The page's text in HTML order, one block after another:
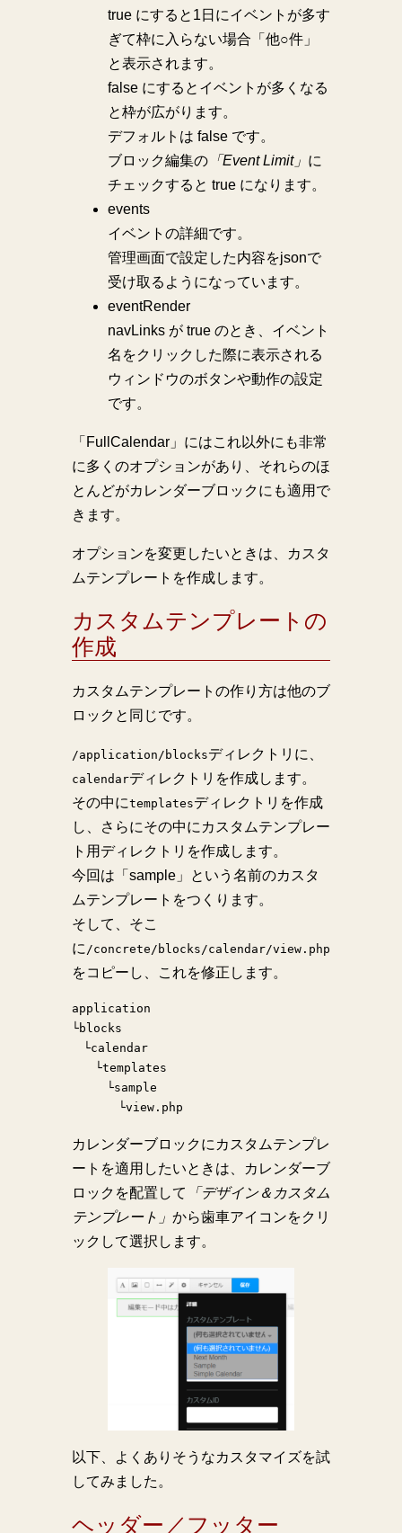
true にすると1日にイベントが多す
ぎて枠に入らない場合「他○件」
と表示されます。
false にするとイベントが多くなる
と枠が広がります。
デフォルトは false です。
ブロック編集の「Event Limit」 に
チェックすると true になります。
events
イベントの詳細です。
管理画面で設定した内容をjsonで
受け取るようになっています。
eventRender
navLinks が true のとき、イベント
名をクリックした際に表示される
ウィンドウのボタンや動作の設定
です。
「FullCalendar」にはこれ以外にも非常
に多くのオプションがあり、それらのほ
とんどがカレンダーブロックにも適用で
きます。
オプションを変更したいときは、カスタ
ムテンプレートを作成します。
カスタムテンプレートの
作成
カスタムテンプレートの作り方は他のブ
ロックと同じです。
/application/blocksディレクトリに、
calendarディレクトリを作成します。
その中にtemplatesディレクトリを作成
し、さらにその中にカスタムテンプレー
ト用ディレクトリを作成します。
今回は「sample」という名前のカスタ
ムテンプレートをつくります。
そして、そこ
に /concrete/blocks/calendar/view.php
をコピーし、これを修正します。
application
└blocks
└calendar
└templates
└sample
└view.php
カレンダーブロックにカスタムテンプレ
ートを適用したいときは、カレンダーブ
ロックを配置して 「デザイン＆カスタム
テンプレート」 から歯車アイコンをクリ
ックして選択します。
以下、よくありそうなカスタマイズを試
してみました。
ヘッダー／フッター